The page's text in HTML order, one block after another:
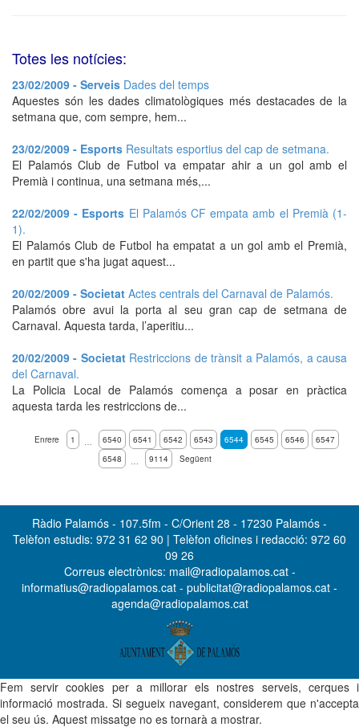
Totes les notícies:
23/02/2009 - Serveis Dades del temps
Aquestes són les dades climatològiques més destacades de la
setmana que, com sempre, hem...
23/02/2009 - Esports Resultats esportius del cap de setmana.
El Palamós Club de Futbol va empatar ahir a un gol amb el
Premià i continua, una setmana més,...
22/02/2009 - Esports El Palamós CF empata amb el Premià (1-
1).
El Palamós Club de Futbol ha empatat a un gol amb el Premià,
en partit que s'ha jugat aquest...
20/02/2009 - Societat Actes centrals del Carnaval de Palamós.
Palamós obre avui la porta al seu gran cap de setmana de
Carnaval. Aquesta tarda, l’aperitiu...
20/02/2009 - Societat Restriccions de trànsit a Palamós, a causa
del Carnaval.
La Policia Local de Palamós comença a posar en pràctica
aquesta tarda les restriccions de...
Enrere 1 … 6540 6541 6542 6543 6544 6545 6546
6547
6548
… 9114 Següent
Ràdio Palamós - 107.5fm - C/Orient 28 - 17230 Palamós -
Telèfon estudis: 972 31 62 90 | Telèfon oficines i redacció: 972 60
09 26
Correus electrònics: mail@radiopalamos.cat -
informatius@radiopalamos.cat - publicitat@radiopalamos.cat -
agenda@radiopalamos.cat
Fem servir cookies per a millorar els nostres serveis, cerques i
informació mostrada. Si segueix navegant, considerem que n'accepta
el seu ús. Aquest missatge no es tornarà a mostrar.